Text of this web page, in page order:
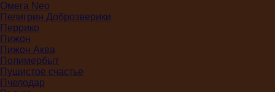
Омега Neo
Пелигрин Доброзверики
Перрико
Пижон
Пижон Аква
Полимербыт
Пушистое счастье
Пчелодар